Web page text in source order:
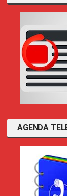
AGENDA